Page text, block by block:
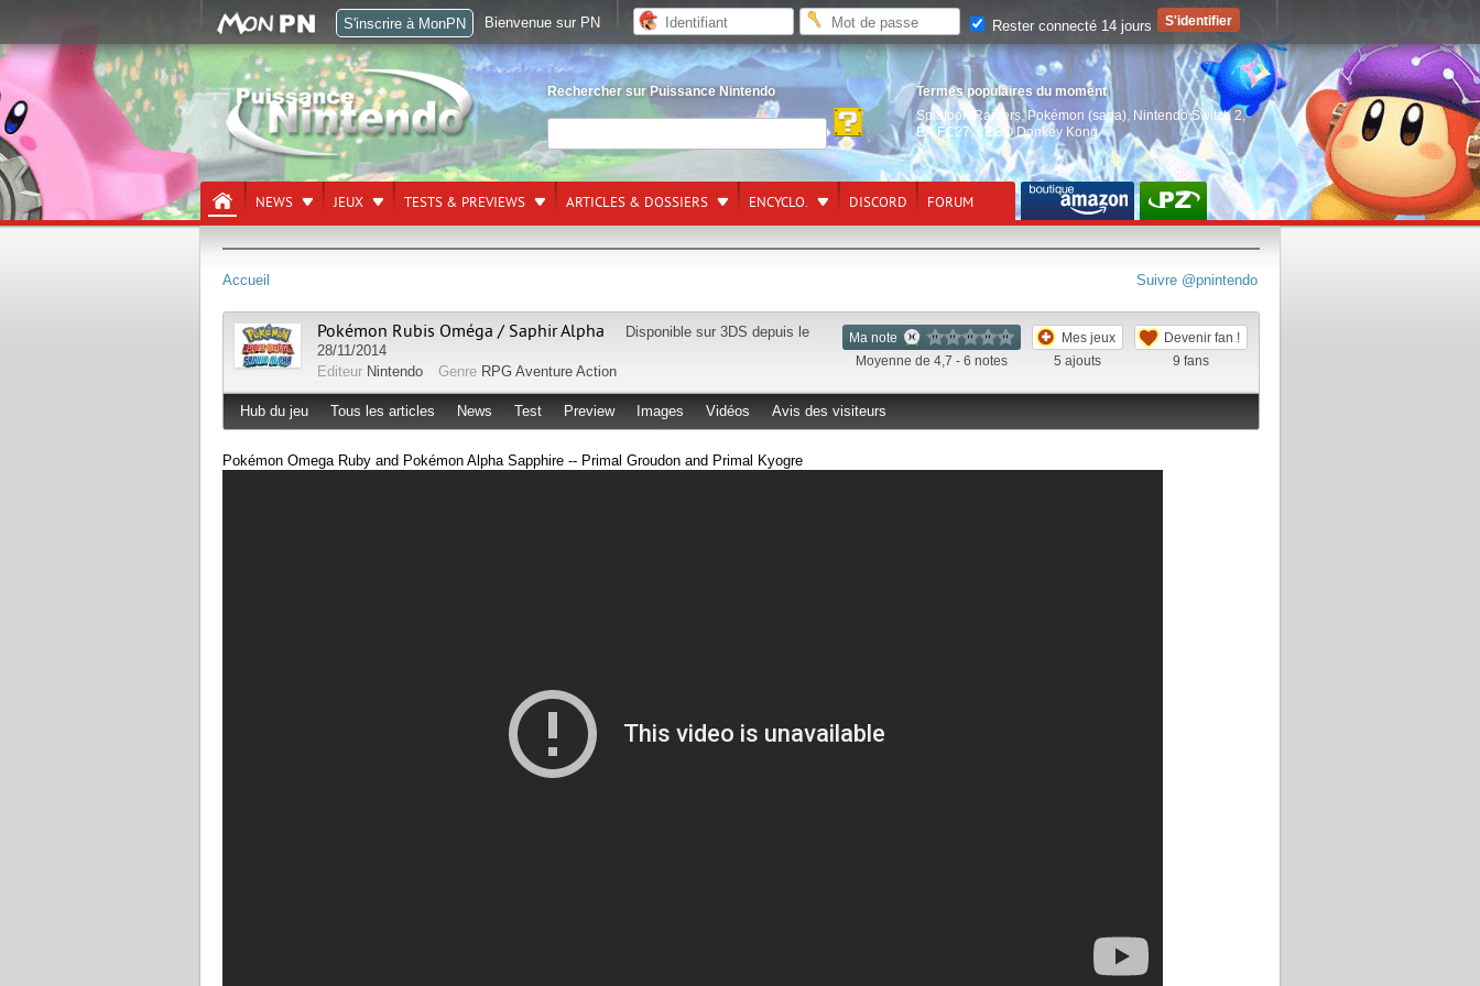
Rechercher sur Puissance Nintendo
Termes populaires du moment
Splatoon Raiders, Pokémon (saga) Nintendo Switch 2,
EA FC27,LEGO Donkey Kong
NEWS JEUX TESTS & PREVIEWS ARTICLES & DOSSIERS ENCYCLO. DISCORD FORUM
Suivre @pnintendo
Accueil
Ma note
Moyenne de 4,7 - 6 notes
Mes jeux
5 ajouts
Devenir fan !
9 fans
Pokémon Rubis Oméga / Saphir Alpha Disponible sur 3DS depuis le
28/11/2014
Editeur Nintendo Genre RPG Aventure Action
Hub du jeu Tous les articles News Test Preview Images Vidéos Avis des visiteurs
Pokémon Omega Ruby and Pokémon Alpha Sapphire -- Primal Groudon and Primal Kyogre
S'inscrire à MonPN Bienvenue sur PN Rester connecté 14 jours